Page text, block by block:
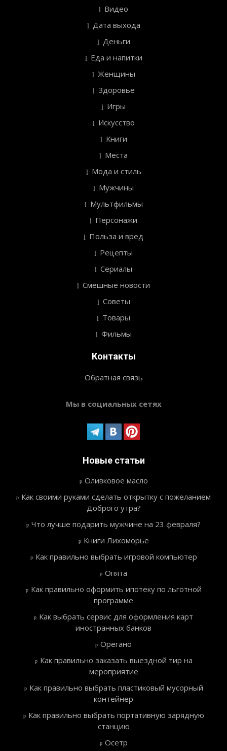
Видео
Дата выхода
Деньги
Еда и напитки
Женщины
Здоровье
Игры
Искусство
Книги
Места
Мода и стиль
Мужчины
Мультфильмы
Персонажи
Польза и вред
Рецепты
Сериалы
Смешные новости
Советы
Товары
Фильмы
Контакты
Обратная связь
Мы в социальных сетях
Новые статьи
Оливковое масло
Как своими руками сделать открытку с пожеланием
Доброго утра?
Что лучше подарить мужчине на 23 февраля?
Книги Лихоморье
Как правильно выбрать игровой компьютер
Опята
Как правильно оформить ипотеку по льготной
программе
Как выбрать сервис для оформления карт
иностранных банков
Орегано
Как правильно заказать выездной тир на
мероприятие
Как правильно выбрать пластиковый мусорный
контейнер
Как правильно выбрать портативную зарядную
станцию
Осетр